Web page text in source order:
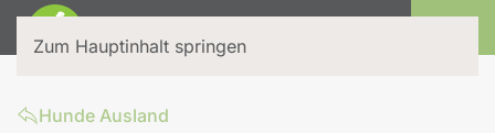
Zum Hauptinhalt springen
Hunde Ausland